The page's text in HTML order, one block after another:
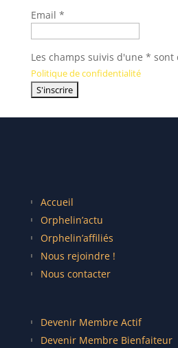
Email *
Les champs suivis d'une * sont
Politique de confidentialité
Accueil
Orphelin’actu
Orphelin’affiliés
Nous rejoindre !
Nous contacter
Devenir Membre Actif
Devenir Membre Bienfaiteur